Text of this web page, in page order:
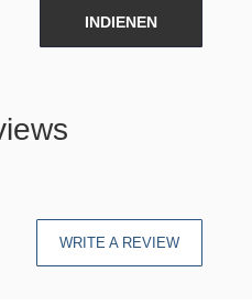
INDIENEN
WRITE A REVIEW